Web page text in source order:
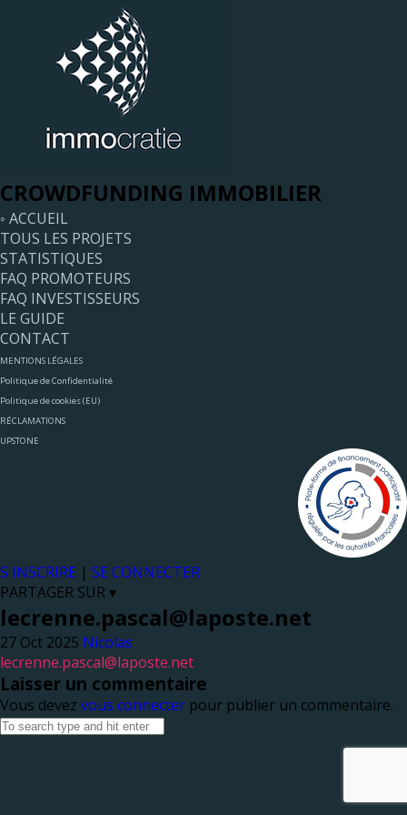
CROWDFUNDING IMMOBILIER
◦ ACCUEIL
TOUS LES PROJETS
STATISTIQUES
FAQ PROMOTEURS
FAQ INVESTISSEURS
LE GUIDE
CONTACT
MENTIONS LÉGALES
Politique de Confidentialité
Politique de cookies (EU)
RÉCLAMATIONS
UPSTONE
S'INSCRIRE | SE CONNECTER
PARTAGER SUR ▾
lecrenne.pascal@laposte.net
Nicolas
lecrenne.pascal@laposte.net
Laisser un commentaire
Vous devez vous connecter pour publier un commentaire.